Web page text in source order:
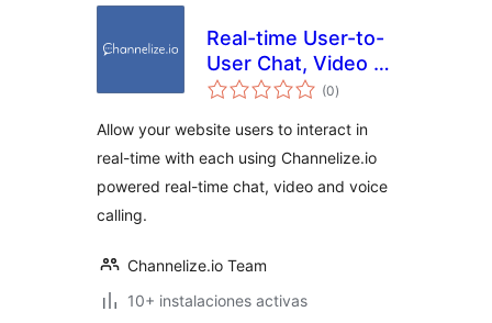
Real-time User-to-
User Chat, Video &
Voice Calling for
(0total
de
)
Allow your website users to interact in
real-time with each using Channelize.io
powered real-time chat, video and voice
calling.
Channelize.io Team
10+ instalaciones activas